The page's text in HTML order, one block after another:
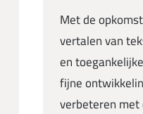
Met de
vertalen van
en
fijne
verbeteren met